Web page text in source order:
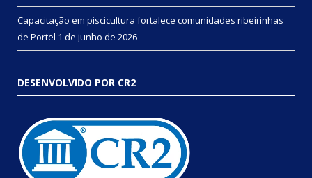
Capacitação em piscicultura fortalece comunidades ribeirinhas
de Portel 1 de junho de 2026
DESENVOLVIDO POR CR2